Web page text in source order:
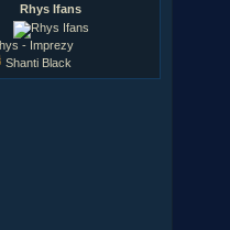
Rhys Ifans
- Imprezy
Shanti Black